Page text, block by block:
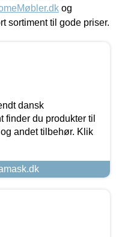
og
sortiment til gode priser.
dansk
finder du produkter til
andet tilbehør. Klik